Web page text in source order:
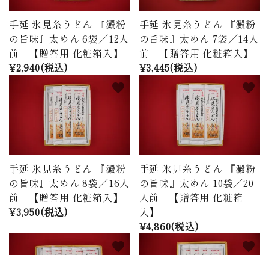
手延 氷見糸うどん 『澱粉
の旨味』太めん 6袋／12人
前 【贈答用 化粧箱入】
¥2,940(税込)
手延 氷見糸うどん 『澱粉
の旨味』太めん 7袋／14人
前 【贈答用 化粧箱入】
¥3,445(税込)
手延 氷見糸うどん 『澱粉
の旨味』太めん 8袋／16人
前 【贈答用 化粧箱入】
¥3,950(税込)
favorite
手延 氷見糸うどん 『澱粉
の旨味』太めん 10袋／20
人前 【贈答用 化粧箱
入】
¥4,860(税込)
favorite
favorite favorite